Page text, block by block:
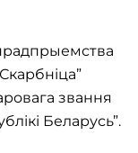
звання
Беларусь”.